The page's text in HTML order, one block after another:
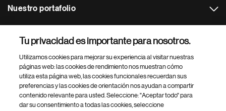
Nuestro portafolio
Footer Site Search
Tu privacidad es importante para nosotros.
Utilizamos cookies para mejorar su experiencia al visitar nuestras
páginas web: las cookies de rendimiento nos muestran cómo
utiliza esta página web, las cookies funcionales recuerdan sus
preferencias y las cookies de orientación nos ayudan a compartir
contenido relevante para usted. Seleccione: "Aceptar todo" para
dar su consentimiento a todas las cookies, seleccione